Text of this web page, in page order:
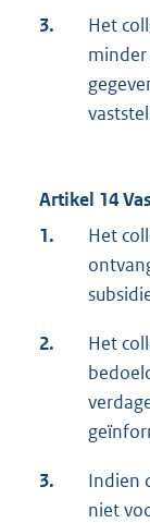
3.
Het
Artikel 14
1.
Het
2.
Het
3.
Indien
niet